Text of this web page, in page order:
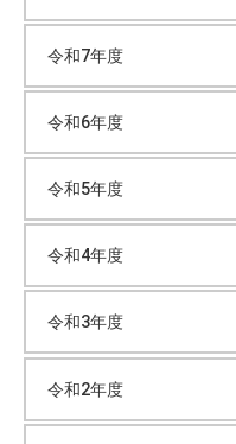
イ
ブ
令和7年度
令和6年度
令和5年度
令和4年度
令和3年度
令和2年度